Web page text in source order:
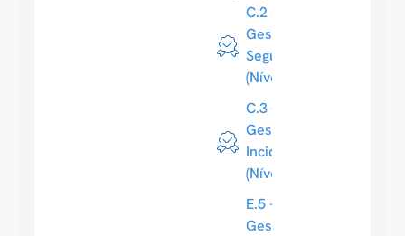
C.2 -
Gestão de
Segurança
(Nível 1)
C.3 -
Gestão de
Incidentes
(Nível 1)
E.5 -
Gestão